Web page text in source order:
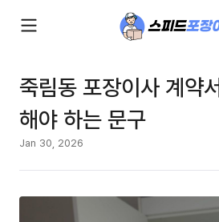
죽림동 포장이사 계약
해야 하는 문구
Jan 30, 2026